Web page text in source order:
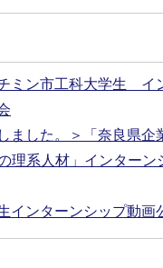
ミン市工科大学生 イ
ました。＞「奈良県企
理系人材」インターン
インターンシップ動画